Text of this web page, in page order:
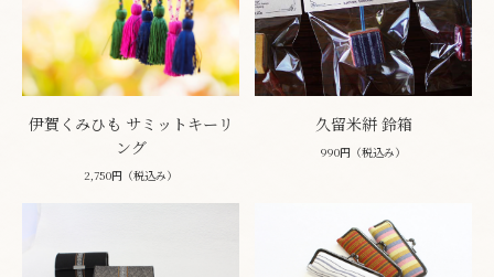
伊賀くみひも サミットキーリ
ング
2,750円（税込み）
久留米絣 鈴箱
990円（税込み）